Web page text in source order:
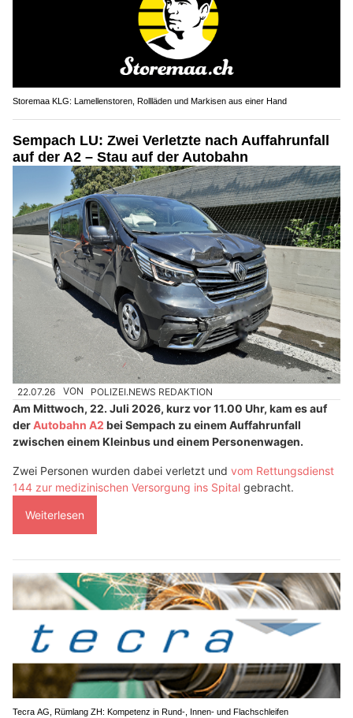
Storemaa KLG: Lamellenstoren, Rollläden und Markisen aus einer Hand
Sempach LU: Zwei Verletzte nach Auffahrunfall
auf der A2 – Stau auf der Autobahn
22.07.26 VON POLIZEI.NEWS REDAKTION
Am Mittwoch, 22. Juli 2026, kurz vor 11.00 Uhr, kam es auf
derAutobahn A2 bei Sempach zu einem Auffahrunfall
zwischen einem Kleinbus und einem Personenwagen.
Zwei Personen wurden dabei verletzt und vom Rettungsdienst
144 zur medizinischen Versorgung ins Spital gebracht.
Weiterlesen
Tecra AG, Rümlang ZH: Kompetenz in Rund-, Innen- und Flachschleifen